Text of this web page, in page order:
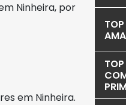
Ninheira, por
em Ninheira.